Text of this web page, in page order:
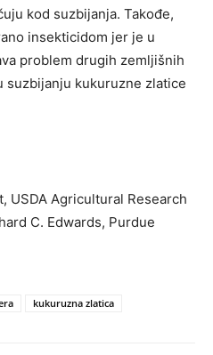
kod suzbijanja. Takođe,
insekticidom jer je u
problem drugih zemljišnih
suzbijanju kukuruzne zlatice
USDA Agricultural Research
C. Edwards, Purdue
kukuruzna zlatica